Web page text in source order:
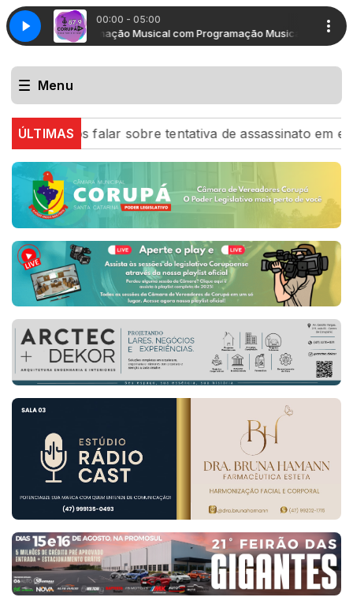
00:00 - 05:00
Programação Musical com Programação Musical
Menu
ÚLTIMAS
sobre tentativa de assassinato em entrevista